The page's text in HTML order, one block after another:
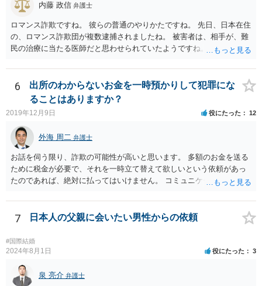
内藤 政信 弁護士
ロマンス詐欺ですね。 彼らの普通のやりかたですね。 先日、日本在住
の、ロマンス詐欺団が複数逮捕されましたね。 被害者は、相手が、難
民の治療に当たる医師だと思わせられていたようですね。
6
出所のわからないお金を一時預かりして犯罪にな
ることはありますか？
2019年12月9日 役にたった 12
外海 周二 弁護士
お話を伺う限り、詐欺の可能性が高いと思います。 多額のお金を送る
ために税金が必要で、それを一時立て替えて欲しいという依頼があっ
たのであれば、絶対に払ってはいけません。 コミュニケーションサイ
ん。 預かって欲しいお金を送るなどというのは虚言であり、単にあな
たから金銭を詐取しようとしている可能性が高いです。 間に合えばよ
7 日本人の父親に会いたい男性からの依頼
#国際結婚
2024年8月1日 役にたった 3
泉 亮介 弁護士